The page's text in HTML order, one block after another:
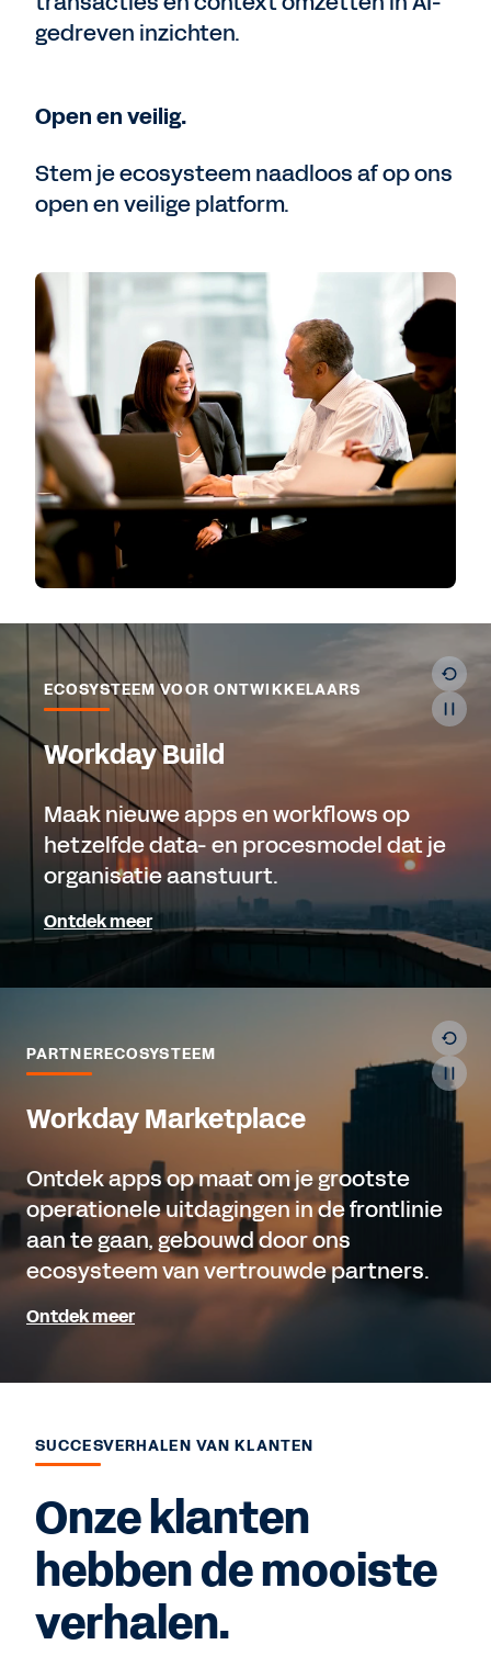
gedreven inzichten.
Open en veilig.
Stem je ecosysteem naadloos af op ons
open en veilige platform.
ECOSYSTEEM VOOR ONTWIKKELAARS
Workday Build
Maak nieuwe apps en workflows op
hetzelfde data- en procesmodel dat je
organisatie aanstuurt.
Ontdek meer
PARTNERECOSYSTEEM
Workday Marketplace
Ontdek apps op maat om je grootste
operationele uitdagingen in de frontlinie
aan te gaan, gebouwd door ons
ecosysteem van vertrouwde partners.
Ontdek meer
SUCCESVERHALEN VAN KLANTEN
Onze klanten
hebben de mooiste
verhalen.